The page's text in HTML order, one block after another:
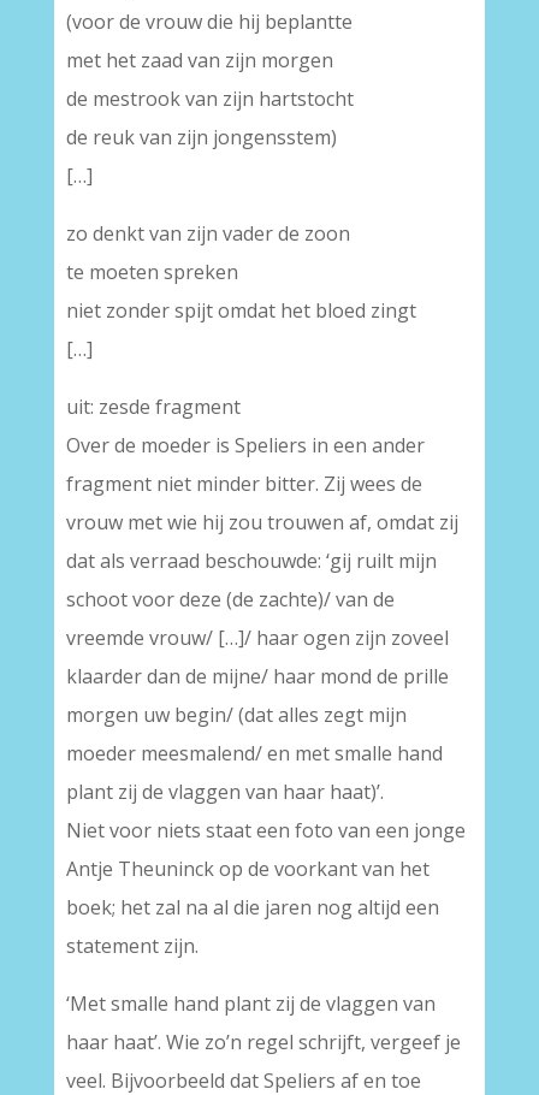
(voor de vrouw die hij beplantte
met het zaad van zijn morgen
de mestrook van zijn hartstocht
de reuk van zijn jongensstem)
[…]
zo denkt van zijn vader de zoon
te moeten spreken
niet zonder spijt omdat het bloed zingt
[…]
uit: zesde fragment
Over de moeder is Speliers in een ander
fragment niet minder bitter. Zij wees de
vrouw met wie hij zou trouwen af, omdat zij
dat als verraad beschouwde: ‘gij ruilt mijn
schoot voor deze (de zachte)/ van de
vreemde vrouw/ […]/ haar ogen zijn zoveel
klaarder dan de mijne/ haar mond de prille
morgen uw begin/ (dat alles zegt mijn
moeder meesmalend/ en met smalle hand
plant zij de vlaggen van haar haat)’.
Niet voor niets staat een foto van een jonge
Antje Theuninck op de voorkant van het
boek; het zal na al die jaren nog altijd een
statement zijn.
‘Met smalle hand plant zij de vlaggen van
haar haat’. Wie zo’n regel schrijft, vergeef je
veel. Bijvoorbeeld dat Speliers af en toe